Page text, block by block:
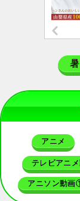
アニメ
テレビアニ
アニソン動